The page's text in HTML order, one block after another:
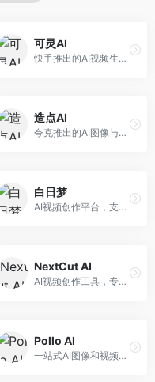
可灵AI
快手推出的AI视频生成平台，支持文生视频和图生视频，可生成长达2分钟的高质量视频内容。面向短视频创作者和营销人员，操作简便，生成效果逼真，适合商业推广和创意表达。
造点AI
夸克推出的AI图像与视频创作平台。面向普通用户和内容创作者，提供文生图、文生视频等功能，操作简便，与夸克生态深度整合。
白日梦
AI视频创作平台，支持生成长达50分钟的长视频内容。面向长视频创作者和内容生产者，支持故事视频生成、视频编辑等功能，适合叙事性内容创作。
NextCut AI
AI视频创作工具，专注于智能剪辑和视频生成。面向视频创作者，提供智能剪辑、视频生成、特效添加等功能，剪辑效率高，适合快节奏内容生产。
Pollo AI
一站式AI图像和视频创作平台，整合多种生成工具。面向内容创作者，提供文生图、文生视频、视频编辑等服务，创作工具全面，一站式体验便捷。